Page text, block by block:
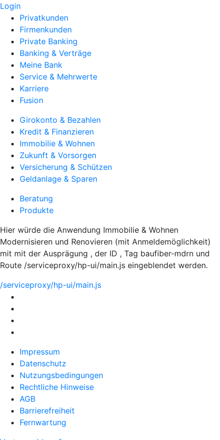
Login
Privatkunden
Firmenkunden
Private Banking
Banking & Verträge
Meine Bank
Service & Mehrwerte
Karriere
Fusion
Girokonto & Bezahlen
Kredit & Finanzieren
Immobilie & Wohnen
Zukunft & Vorsorgen
Versicherung & Schützen
Geldanlage & Sparen
Beratung
Produkte
Hier würde die Anwendung Immobilie & Wohnen
Modernisieren und Renovieren (mit Anmeldemöglichkeit)
mit mit der Ausprägung , der ID , Tag baufiber-mdrn und
Route /serviceproxy/hp-ui/main.js eingeblendet werden.
/serviceproxy/hp-ui/main.js
Impressum
Datenschutz
Nutzungsbedingungen
Rechtliche Hinweise
AGB
Barrierefreiheit
Fernwartung